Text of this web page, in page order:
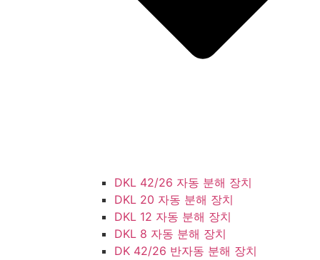
DKL 42/26 자동 분해 장치
DKL 20 자동 분해 장치
DKL 12 자동 분해 장치
DKL 8 자동 분해 장치
DK 42/26 반자동 분해 장치